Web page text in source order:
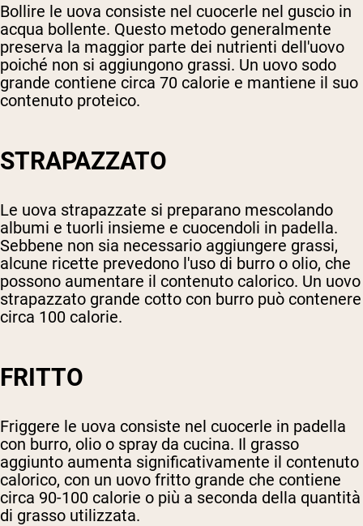
Bollire le uova consiste nel cuocerle nel guscio in
acqua bollente. Questo metodo generalmente
preserva la maggior parte dei nutrienti dell'uovo
poiché non si aggiungono grassi. Un uovo sodo
grande contiene circa 70 calorie e mantiene il suo
contenuto proteico.
STRAPAZZATO
Le uova strapazzate si preparano mescolando
albumi e tuorli insieme e cuocendoli in padella.
Sebbene non sia necessario aggiungere grassi,
alcune ricette prevedono l'uso di burro o olio, che
possono aumentare il contenuto calorico. Un uovo
strapazzato grande cotto con burro può contenere
circa 100 calorie.
FRITTO
Friggere le uova consiste nel cuocerle in padella
con burro, olio o spray da cucina. Il grasso
aggiunto aumenta significativamente il contenuto
calorico, con un uovo fritto grande che contiene
circa 90-100 calorie o più a seconda della quantità
di grasso utilizzata.